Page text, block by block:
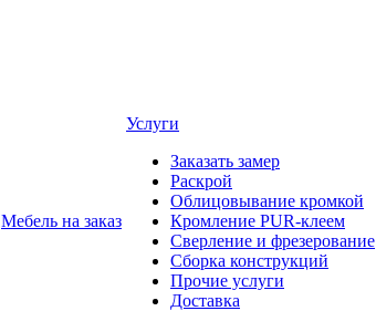
Мебель на заказ
Услуги
Заказать замер
Раскрой
Облицовывание кромкой
Кромление PUR-клеем
Сверление и фрезерование
Сборка конструкций
Прочие услуги
Доставка